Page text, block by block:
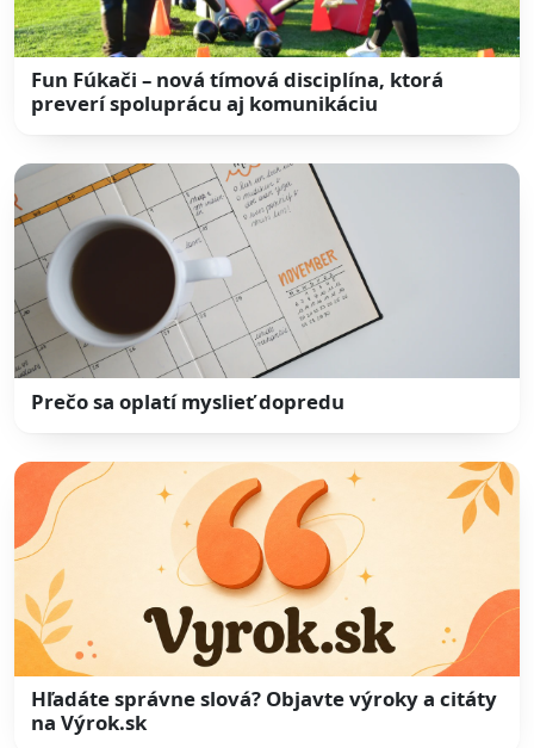
Fun Fúkači – nová tímová disciplína, ktorá
preverí spoluprácu aj komunikáciu
Prečo sa oplatí myslieť dopredu
Hľadáte správne slová? Objavte výroky a citáty
na Výrok.sk